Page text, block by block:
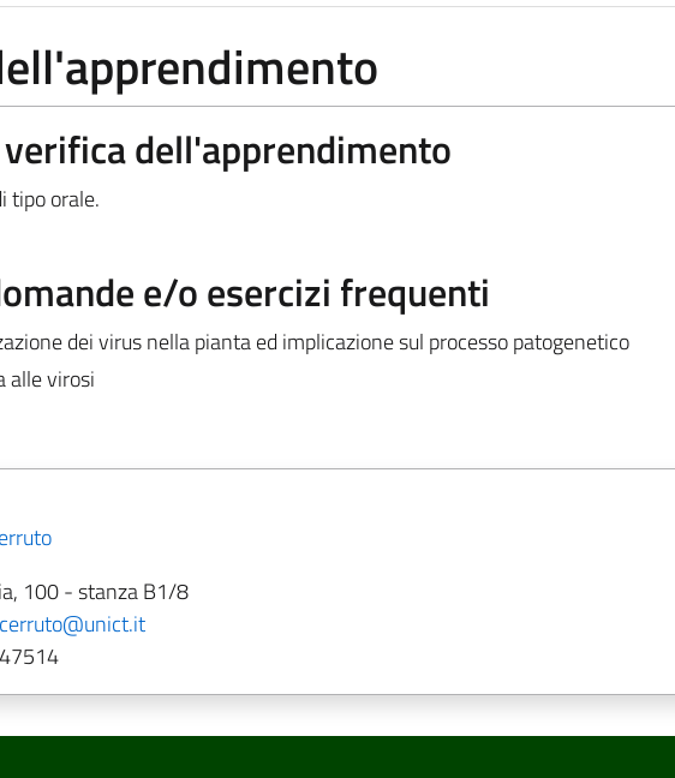
dell'apprendimento
tipo orale.
e/o esercizi frequenti
dei virus nella pianta ed implicazione sul processo patogenetico
alle virosi
100 - stanza B1/8